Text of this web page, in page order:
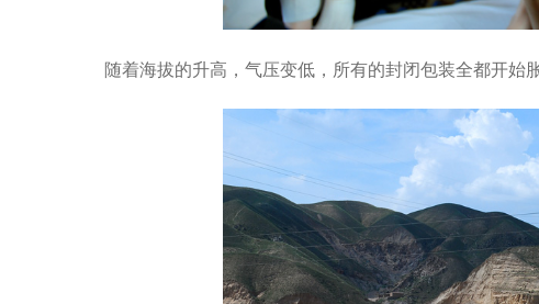
随着海拔的升高，气压变低，所有的封闭包装全都开始